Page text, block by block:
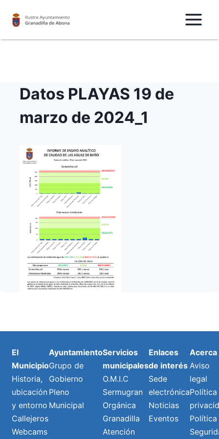
Datos PLAYAS 19 de
marzo de 2024_1
El
Municipio
Historia,
ubicación
y entorno
Callejeros
Webcams
Ayuntamiento
Grupo de
Gobierno
Pleno
Municipal
Servicios
municipales
O.M.I.C
Sermugran
Orgánica
Granadilla
Atención
Enlaces
de interés
Sede
electrónica
Noticias
Eventos
Acerca
Aviso
legal
Política
Política